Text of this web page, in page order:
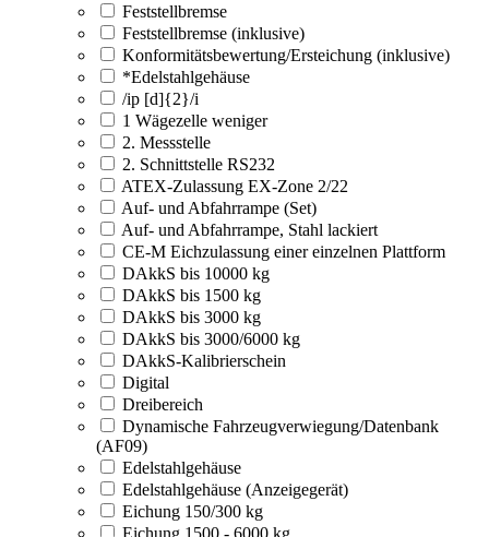
Feststellbremse
Feststellbremse (inklusive)
Konformitätsbewertung/Ersteichung (inklusive)
*Edelstahlgehäuse
/ip [d]{2}/i
1 Wägezelle weniger
2. Messstelle
2. Schnittstelle RS232
ATEX-Zulassung EX-Zone 2/22
Auf- und Abfahrrampe (Set)
Auf- und Abfahrrampe, Stahl lackiert
CE-M Eichzulassung einer einzelnen Plattform
DAkkS bis 10000 kg
DAkkS bis 1500 kg
DAkkS bis 3000 kg
DAkkS bis 3000/6000 kg
DAkkS-Kalibrierschein
Digital
Dreibereich
Dynamische Fahrzeugverwiegung/Datenbank
(AF09)
Edelstahlgehäuse
Edelstahlgehäuse (Anzeigegerät)
Eichung 150/300 kg
Eichung 1500 - 6000 kg